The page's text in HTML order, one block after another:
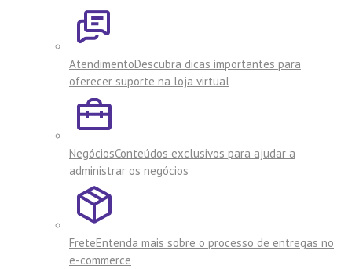
AtendimentoDescubra dicas importantes para
oferecer suporte na loja virtual
NegóciosConteúdos exclusivos para ajudar a
administrar os negócios
FreteEntenda mais sobre o processo de entregas no
e-commerce